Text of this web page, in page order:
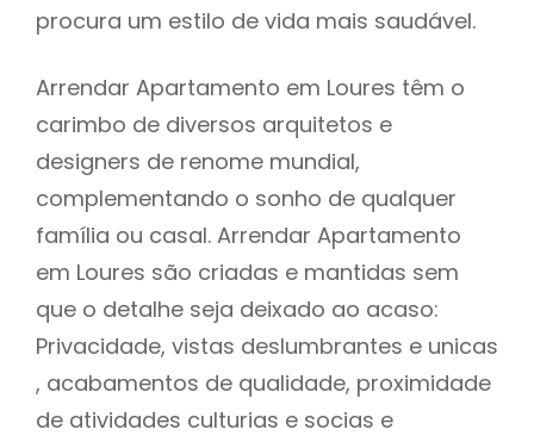
procura um estilo de vida mais saudável.
Arrendar Apartamento em Loures têm o
carimbo de diversos arquitetos e
designers de renome mundial,
complementando o sonho de qualquer
família ou casal. Arrendar Apartamento
em Loures são criadas e mantidas sem
que o detalhe seja deixado ao acaso:
Privacidade, vistas deslumbrantes e unicas
, acabamentos de qualidade, proximidade
de atividades culturias e socias e